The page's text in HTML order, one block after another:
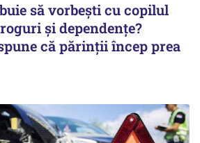
să vorbești cu copilul
și dependențe?
că părinții încep prea